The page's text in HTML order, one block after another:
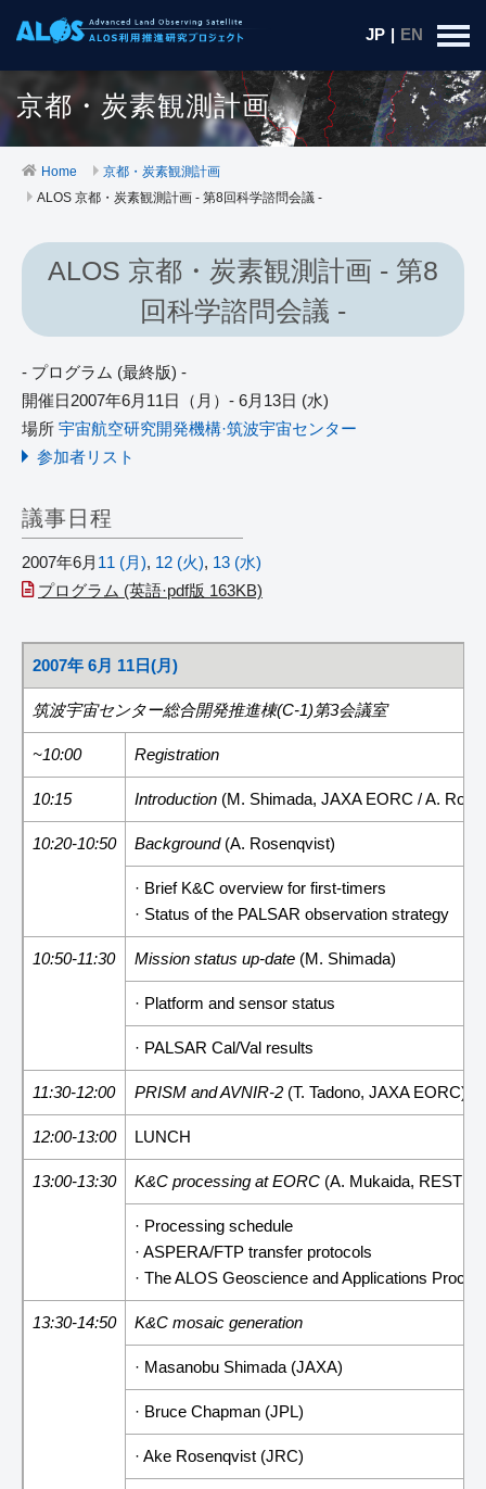
JP | EN
京都・炭素観測計画
Home
京都・炭素観測計画
ALOS 京都・炭素観測計画 - 第8回科学諮問会議 -
ALOS 京都・炭素観測計画 - 第8
回科学諮問会議 -
- プログラム (最終版) -
開催日2007年6月11日（月）- 6月13日 (水)
場所 宇宙航空研究開発機構·筑波宇宙センター
参加者リスト
議事日程
2007年6月 11 (月), 12 (火), 13 (水)
プログラム (英語·pdf版 163KB)
2007年 6月 11日(月)
筑波宇宙センター総合開発推進棟(C-1)第3会議室
~10:00 Registration
10:15 Introduction (M. Shimada, JAXA EORC / A.
10:20-10:50 Background(A. Rosenqvist)
· Brief K&C overview for first-timers
· Status of the PALSAR observation strategy
10:50-11:30 Mission status up-date (M. Shimada)
· Platform and sensor status
· PALSAR Cal/Val results
11:30-12:00 PRISM and AVNIR-2 (T. Tadono, JAXA EORC)
12:00-13:00 LUNCH
13:00-13:30 K&C processing at EORC (A. Mukaida,
· Processing schedule
· ASPERA/FTP transfer protocols
· The ALOS Geoscience and Applications
13:30-14:50 K&C mosaic generation
· Masanobu Shimada (JAXA)
· Bruce Chapman (JPL)
· Ake Rosenqvist (JRC)